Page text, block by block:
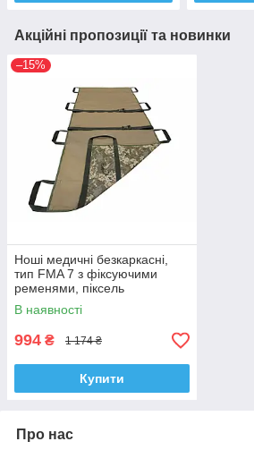
Акційні пропозиції та новинки
–15%
Ноші медичні безкаркасні,
тип FMA 7 з фіксуючими
ременями, піксель
В наявності
994 ₴ 1 174 ₴
Купити
Про нас